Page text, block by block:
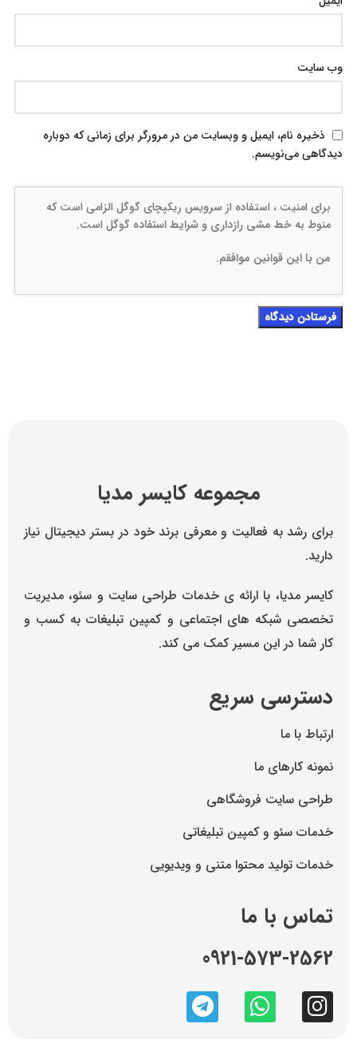
وب‌ سایت
ذخیره نام، ایمیل و وبسایت من در مرورگر برای زمانی که دوباره
دیدگاهی می‌نویسم.
برای امنیت ، استفاده از سرویس ریکپچای گوگل الزامی است که
منوط بهخط مشی رازداریوشرایط استفادهگوگل است.
من با این قوانین موافقم.
مجموعه کایسر مدیا
برای رشد به فعالیت و معرفی برند خود در بستر دیجیتال نیاز
دارید.
کایسر مدیا، با ارائه ی خدمات طراحی سایت و سئو، مدیریت
تخصصی شبکه های اجتماعی و کمپین تبلیغات به کسب و
کار شما در این مسیر کمک می کند.
دسترسی سریع
ارتباط با ما
نمونه کارهای ما
طراحی سایت فروشگاهی
خدمات سئو و کمپین تبلیغاتی
خدمات تولید محتوا متنی و ویدیویی
تماس با ما
0921-573-2562